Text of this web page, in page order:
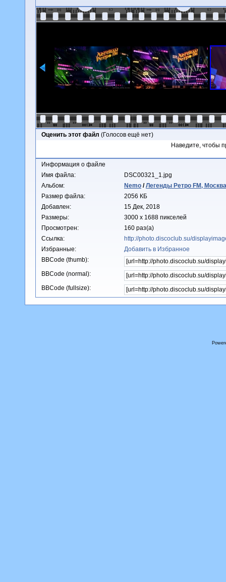
Оценить этот файл (Голосов ещё нет)
Наведите, чтобы
Информация о файле
Имя файла:
DSC00321_1.jpg
Альбом:
Nemo /Легенды Ретро FM,
Размер файла:
2056 КБ
Добавлен:
15 Дек, 2018
Размеры:
3000 x 1688 пикселей
Просмотрен:
160 раз(а)
Ссылка:
http://photo.discoclub.su/
Избранные:
Добавить в Избранное
BBCode (thumb):
BBCode (normal):
BBCode (fullsize):